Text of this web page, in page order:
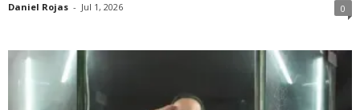
Daniel Rojas - Jul 1, 2026 0